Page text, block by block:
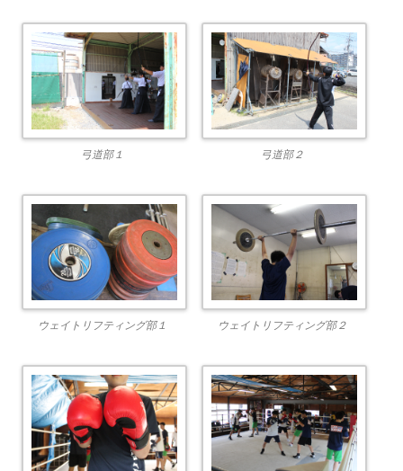
弓道部１ 弓道部２
ウェイトリフティング部１ ウェイトリフティング部２